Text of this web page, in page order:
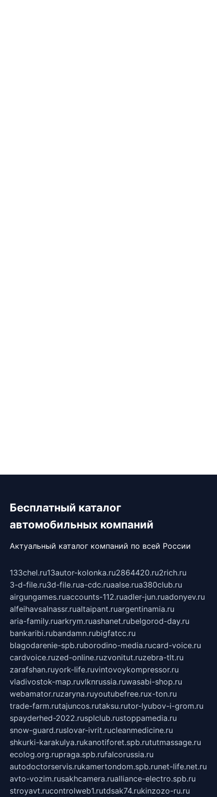
Бесплатный каталог
автомобильных компаний
Актуальный каталог компаний по всей России
133chel.ru13autor-kolonka.ru2864420.ru2rich.ru
3-d-file.ru3d-file.rua-cdc.ruaalse.rua380club.ru
airgungames.ruaccounts-112.ruadler-jun.ruadonyev.ru
alfeihavsalnassr.rualtaipant.ruargentinamia.ru
aria-family.ruarkrym.ruashanet.rubelgorod-day.ru
bankaribi.rubandamn.rubigfatcc.ru
blagodarenie-spb.ruborodino-media.rucard-voice.ru
cardvoice.ruzed-online.ruzvonitut.ruzebra-tlt.ru
zarafshan.ruyork-life.ruvintovoykompressor.ru
vladivostok-map.ruvlknrussia.ruwasabi-shop.ru
webamator.ruzaryna.ruyoutubefree.rux-ton.ru
trade-farm.rutajuncos.rutaksu.rutor-lyubov-i-grom.ru
spayderhed-2022.rusplclub.rustoppamedia.ru
snow-guard.ruslovar-ivrit.rucleanmedicine.ru
shkurki-karakulya.rukanotiforet.spb.rututmassage.ru
ecolog.org.rupraga.spb.rufalcorussia.ru
autodoctorservis.rukamertondom.spb.runet-life.net.ru
avto-vozim.rusakhcamera.rualliance-electro.spb.ru
stroyavt.rucontrolweb1.rutdsak74.rukinzozo-ru.ru